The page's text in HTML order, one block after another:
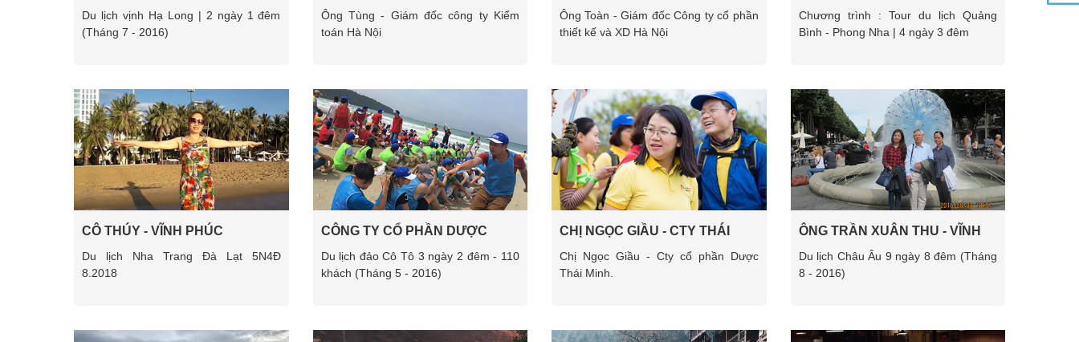
DIỆN MRS. OANH
Du lịch vịnh Hạ Long | 2 ngày 1 đêm
(Tháng 7 - 2016)
Ông Tùng - Giám đốc công ty Kiểm
toán Hà Nội
Ông Toàn - Giám đốc Công ty cổ phần
thiết kế và XD Hà Nội
YOUNG VN
Chương trình : Tour du lịch Quảng
Bình - Phong Nha | 4 ngày 3 đêm
CÔ THÚY - VĨNH PHÚC
Du lịch Nha Trang Đà Lạt 5N4Đ
8.2018
CÔNG TY CỔ PHẦN DƯỢC
Du lịch đảo Cô Tô 3 ngày 2 đêm - 110
khách (Tháng 5 - 2016)
CHỊ NGỌC GIẦU - CTY THÁI
Chị Ngọc Giầu - Cty cổ phần Dược
Thái Minh.
ÔNG TRẦN XUÂN THU - VĨNH
Du lịch Châu Âu 9 ngày 8 đêm (Tháng
8 - 2016)